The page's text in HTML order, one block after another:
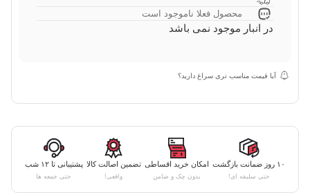
محصول فعلا ناموجود است
در انبار موجود نمی باشد
آیا قیمت مناسب تری سراغ دارید؟
۱۰ روز ضمانت بازگشت
حتی سلیقه ای!
امکان خرید اقساطی
بدون چک و ضامن
تضمین اصالت کالا
واقعی!
پشتیبانی تا ۱۲ شب
حتی جمعه ها